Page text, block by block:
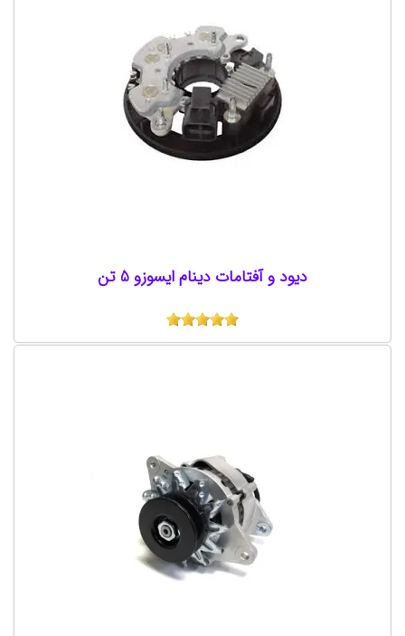
دیود و آفتامات دینام ایسوزو 5 تن